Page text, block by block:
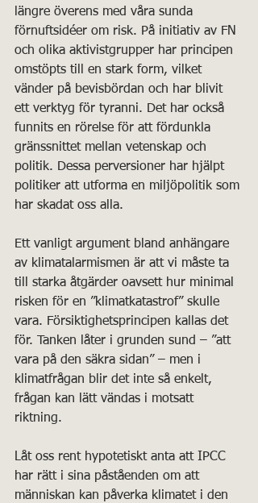
längre överens med våra sunda
förnuftsidéer om risk. På initiativ av FN
och olika aktivistgrupper har principen
omstöpts till en stark form, vilket
vänder på bevisbördan och har blivit
ett verktyg för tyranni. Det har också
funnits en rörelse för att fördunkla
gränssnittet mellan vetenskap och
politik. Dessa perversioner har hjälpt
politiker att utforma en miljöpolitik som
har skadat oss alla.
Ett vanligt argument bland anhängare
av klimatalarmismen är att vi måste ta
till starka åtgärder oavsett hur minimal
risken för en ”klimatkatastrof” skulle
vara. Försiktighetsprincipen kallas det
för. Tanken låter i grunden sund – ”att
vara på den säkra sidan” – men i
klimatfrågan blir det inte så enkelt,
frågan kan lätt vändas i motsatt
riktning.
Låt oss rent hypotetiskt anta att IPCC
har rätt i sina påståenden om att
människan kan påverka klimatet i den